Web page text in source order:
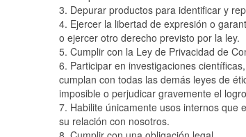
3. Depurar productos para identificar y
4. Ejercer la libertad de expresión o
o ejercer otro derecho previsto por la ley.
5. Cumplir con la Ley de Privacidad de
6. Participar en investigaciones
cumplan con todas las demás leyes de
imposible o perjudicar gravemente el
7. Habilite únicamente usos internos que
su relación con nosotros.